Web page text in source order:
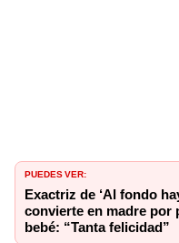
PUEDES VER:
Exactriz de ‘Al fondo
convierte en madre por
bebé: “Tanta felicidad”